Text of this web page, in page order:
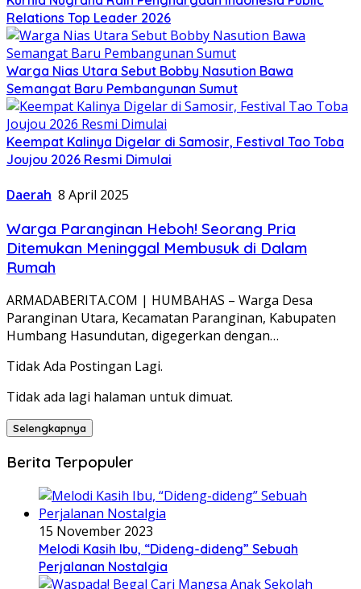
Relations Top Leader 2026
Warga Nias Utara Sebut Bobby Nasution Bawa
Semangat Baru Pembangunan Sumut
Keempat Kalinya Digelar di Samosir, Festival Tao Toba
Joujou 2026 Resmi Dimulai
Daerah 8 April 2025
Warga Paranginan Heboh! Seorang Pria
Ditemukan Meninggal Membusuk di Dalam
Rumah
ARMADABERITA.COM | HUMBAHAS – Warga Desa
Paranginan Utara, Kecamatan Paranginan, Kabupaten
Humbang Hasundutan, digegerkan dengan…
Tidak Ada Postingan Lagi.
Tidak ada lagi halaman untuk dimuat.
Selengkapnya
Berita Terpopuler
15 November 2023
Melodi Kasih Ibu, “Dideng-dideng” Sebuah
Perjalanan Nostalgia